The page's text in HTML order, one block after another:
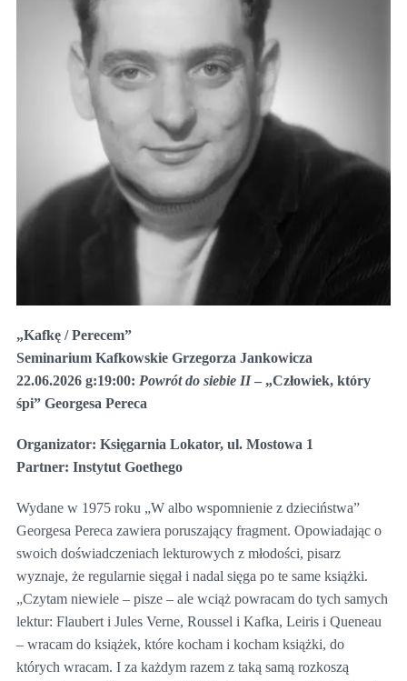
„Kafkę / Perecem”
Seminarium Kafkowskie Grzegorza Jankowicza
22.06.2026 g:19:00:Powrót do siebie II– „Człowiek, który
śpi” Georgesa Pereca
Organizator: Księgarnia Lokator, ul. Mostowa 1
Partner: Instytut Goethego
Wydane w 1975 roku „W albo wspomnienie z dzieciństwa”
Georgesa Pereca zawiera poruszający fragment. Opowiadając o
swoich doświadczeniach lekturowych z młodości, pisarz
wyznaje, że regularnie sięgał i nadal sięga po te same książki.
„Czytam niewiele – pisze – ale wciąż powracam do tych samych
lektur: Flaubert i Jules Verne, Roussel i Kafka, Leiris i Queneau
– wracam do książek, które kocham i kocham książki, do
których wracam. I za każdym razem z taką samą rozkoszą